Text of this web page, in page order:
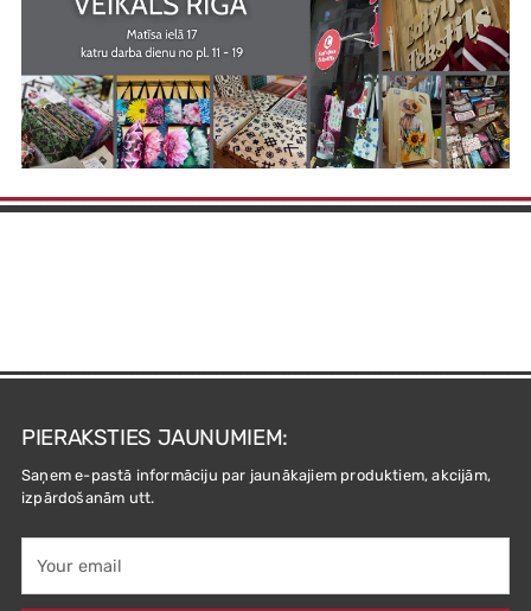
PIERAKSTIES JAUNUMIEM:
Saņem e-pastā informāciju par jaunākajiem produktiem, akcijām,
izpārdošanām utt.
email